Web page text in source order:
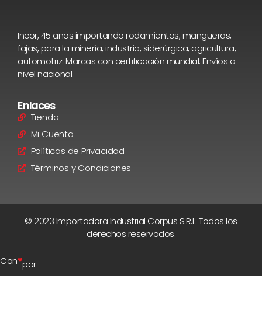
Incor, 45 años importando rodamientos, mangueras,
fajas, para la minería, industria, siderúrgica, agricultura,
automotriz. Marcas con certificación mundial. Envíos a
nivel nacional.
Enlaces
Tienda
Mi Cuenta
Políticas de Privacidad
Términos y Condiciones
© 2023 Importadora Industrial Corpus S.R.L. Todos los
derechos reservados.
Con♥por